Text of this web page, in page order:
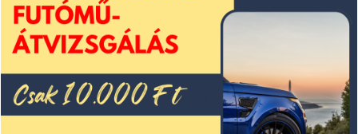
fenntartása, a javíttatása, és pont elegendő
típus hozzáférhető belőle ahhoz, hogy a
kertvárosi kismamák és a városi business man-
ek is kedveljék, rákeressenek és utánanézzenek?